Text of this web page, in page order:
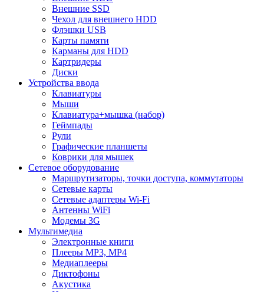
Внешние SSD
Чехол для внешнего HDD
Флэшки USB
Карты памяти
Карманы для HDD
Картридеры
Диски
Устройства ввода
Клавиатуры
Мыши
Клавиатура+мышка (набор)
Геймпады
Рули
Графические планшеты
Коврики для мышек
Сетевое оборудование
Маршрутизаторы, точки доступа, коммутаторы
Сетевые карты
Сетевые адаптеры Wi-Fi
Антенны WiFi
Модемы 3G
Мультимедиа
Электронные книги
Плееры MP3, MP4
Медиаплееры
Диктофоны
Акустика